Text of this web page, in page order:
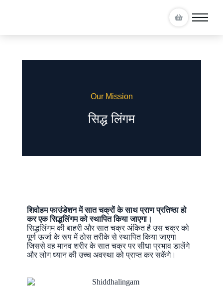
Our Mission
सिद्ध लिंगम​
शिवोहम फाउंडेशन में सात चक्रों के साथ प्राण प्रतिष्ठा हो
कर एक सिद्धलिंगम को स्थापित किया जाएगा।
सिद्धलिंगम की बाहरी और सात चक्र अंकित है उस चक्र को
पूर्ण ऊर्जा के रूप में ठोस तरीके से स्थापित किया जाएगा
जिससे वह मानव शरीर के सात चक्र पर सीधा प्रभाव डालेंगे
और लोग ध्यान की उच्च अवस्था को प्राप्त कर सकेंगे।